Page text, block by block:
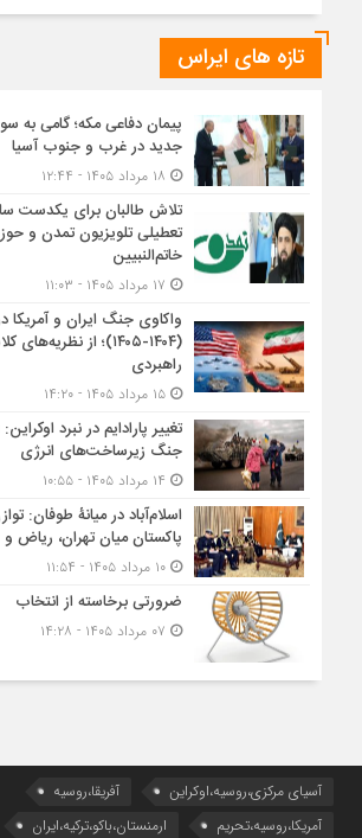
تازه های ایراس
پیمان دفاعی مکه؛ گامی به
جدید در غرب و جنوب آسیا
تلاش طالبان برای یکدست
تعطیلی تلویزیون تمدن و
خاتم‌النبیین
واکاوی جنگ ایران و آمریکا
(۱۴۰۴-۱۴۰۵)؛ از
راهبردی
۱۵ مرداد ۱۴۰۵ - ۱۴:۲۰
تغییر پارادایم در نبرد
جنگ زیرساخت‌های انرژی
اسلام‌آباد در میانۀ طوفان:
پاکستان میان تهران، ریاض
۱۰ مرداد ۱۴۰۵ - ۱۱:۵۴
ضرورتی برخاسته از انتخاب
آسیای مرکزی،روسیه،اوکراین
آفریقا،روسیه
آمریکا،روسیه،تحریم
ارمنستان،باکو،ترکیه،ایران